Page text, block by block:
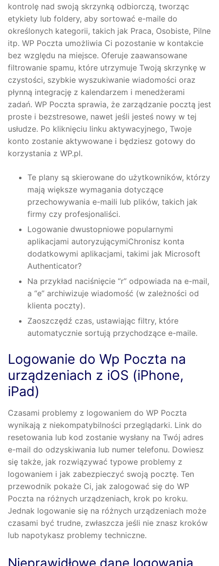
kontrolę nad swoją skrzynką odbiorczą, tworząc
etykiety lub foldery, aby sortować e-maile do
określonych kategorii, takich jak Praca, Osobiste, Pilne
itp. WP Poczta umożliwia Ci pozostanie w kontakcie
bez względu na miejsce. Oferuje zaawansowane
filtrowanie spamu, które utrzymuje Twoją skrzynkę w
czystości, szybkie wyszukiwanie wiadomości oraz
płynną integrację z kalendarzem i menedżerami
zadań. WP Poczta sprawia, że zarządzanie pocztą jest
proste i bezstresowe, nawet jeśli jesteś nowy w tej
usłudze. Po kliknięciu linku aktywacyjnego, Twoje
konto zostanie aktywowane i będziesz gotowy do
korzystania z WP.pl.
Te plany są skierowane do użytkowników, którzy
mają większe wymagania dotyczące
przechowywania e-maili lub plików, takich jak
firmy czy profesjonaliści.
Logowanie dwustopniowe popularnymi
aplikacjami autoryzującymiChronisz konta
dodatkowymi aplikacjami, takimi jak Microsoft
Authenticator?
Na przykład naciśnięcie “r” odpowiada na e-mail,
a “e” archiwizuje wiadomość (w zależności od
klienta poczty).
Zaoszczędź czas, ustawiając filtry, które
automatycznie sortują przychodzące e-maile.
Logowanie do Wp Poczta na
urządzeniach z iOS (iPhone,
iPad)
Czasami problemy z logowaniem do WP Poczta
wynikają z niekompatybilności przeglądarki. Link do
resetowania lub kod zostanie wysłany na Twój adres
e-mail do odzyskiwania lub numer telefonu. Dowiesz
się także, jak rozwiązywać typowe problemy z
logowaniem i jak zabezpieczyć swoją pocztę. Ten
przewodnik pokaże Ci, jak zalogować się do WP
Poczta na różnych urządzeniach, krok po kroku.
Jednak logowanie się na różnych urządzeniach może
czasami być trudne, zwłaszcza jeśli nie znasz kroków
lub napotykasz problemy techniczne.
Nieprawidłowe dane logowania